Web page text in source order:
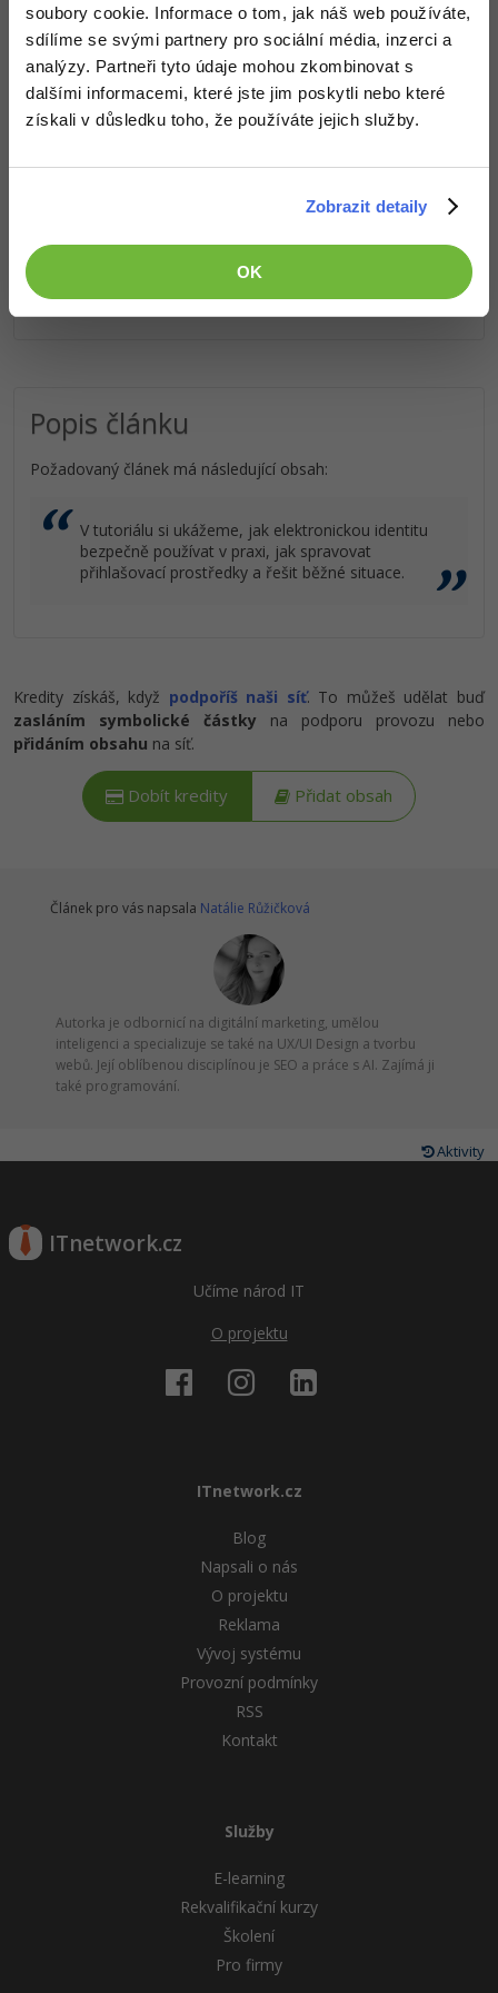
soubory cookie. Informace o tom, jak náš web používáte,
sdílíme se svými partnery pro sociální média, inzerci a
analýzy. Partneři tyto údaje mohou zkombinovat s
dalšími informacemi, které jste jim poskytli nebo které
získali v důsledku toho, že používáte jejich služby.
Zobrazit detaily
OK
Ostatní
Fórum
Obsah článku spadá pod licenciPremium, koupí článku souhlasíš
sesmluvními podmínkami.
Přístup k jednotlivým lekcím dle způsobu pořízení.
Kvalitní znalostiv oblasti IT.
Dovednosti, které ti pomohou získat vysněnou a
dobře placenou práci.
Popis článku
Požadovaný článek má následující obsah:
V tutoriálu si ukážeme, jak elektronickou identitu
bezpečně používat v praxi, jak spravovat
přihlašovací prostředky a řešit běžné situace.
Kredity získáš, když podpoříš naši síť. To můžeš udělat buď
zasláním symbolické částky na podporu provozu nebo
přidáním obsahu na síť.
Dobít kredity Přidat obsah
Článek pro vás napsala Natálie Růžičková
Autorka je odbornicí na digitální marketing, umělou
inteligenci a specializuje se také na UX/UI Design a tvorbu
webů. Její oblíbenou disciplínou je SEO a práce s AI. Zajímá ji
také programování.
Aktivity
ITnetwork.cz
Učíme národ IT
O projektu
ITnetwork.cz
Blog
Napsali o nás
O projektu
Reklama
Vývoj systému
Provozní podmínky
RSS
Kontakt
Služby
E-learning
Rekvalifikační kurzy
Školení
Pro firmy